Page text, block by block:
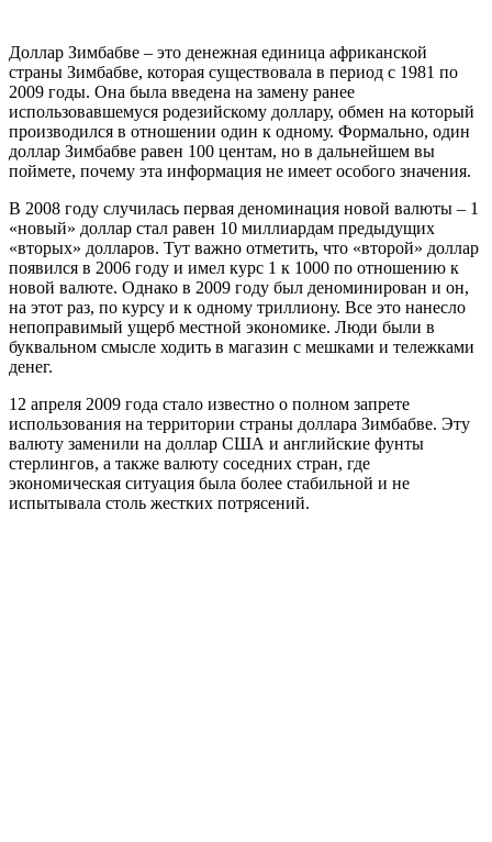
Доллар Зимбабве – это денежная единица африканской
страны Зимбабве, которая существовала в период с 1981 по
2009 годы. Она была введена на замену ранее
использовавшемуся родезийскому доллару, обмен на который
производился в отношении один к одному. Формально, один
доллар Зимбабве равен 100 центам, но в дальнейшем вы
поймете, почему эта информация не имеет особого значения.
В 2008 году случилась первая деноминация новой валюты – 1
«новый» доллар стал равен 10 миллиардам предыдущих
«вторых» долларов. Тут важно отметить, что «второй» доллар
появился в 2006 году и имел курс 1 к 1000 по отношению к
новой валюте. Однако в 2009 году был деноминирован и он,
на этот раз, по курсу и к одному триллиону. Все это нанесло
непоправимый ущерб местной экономике. Люди были в
буквальном смысле ходить в магазин с мешками и тележками
денег.
12 апреля 2009 года стало известно о полном запрете
использования на территории страны доллара Зимбабве. Эту
валюту заменили на доллар США и английские фунты
стерлингов, а также валюту соседних стран, где
экономическая ситуация была более стабильной и не
испытывала столь жестких потрясений.